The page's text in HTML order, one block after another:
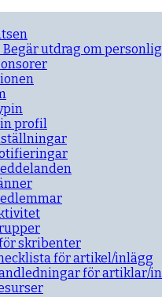
Begär utdrag om
profil
skribenter
för artikel/inlägg
för artiklar/